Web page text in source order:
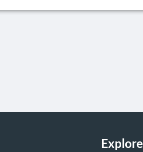
Explore